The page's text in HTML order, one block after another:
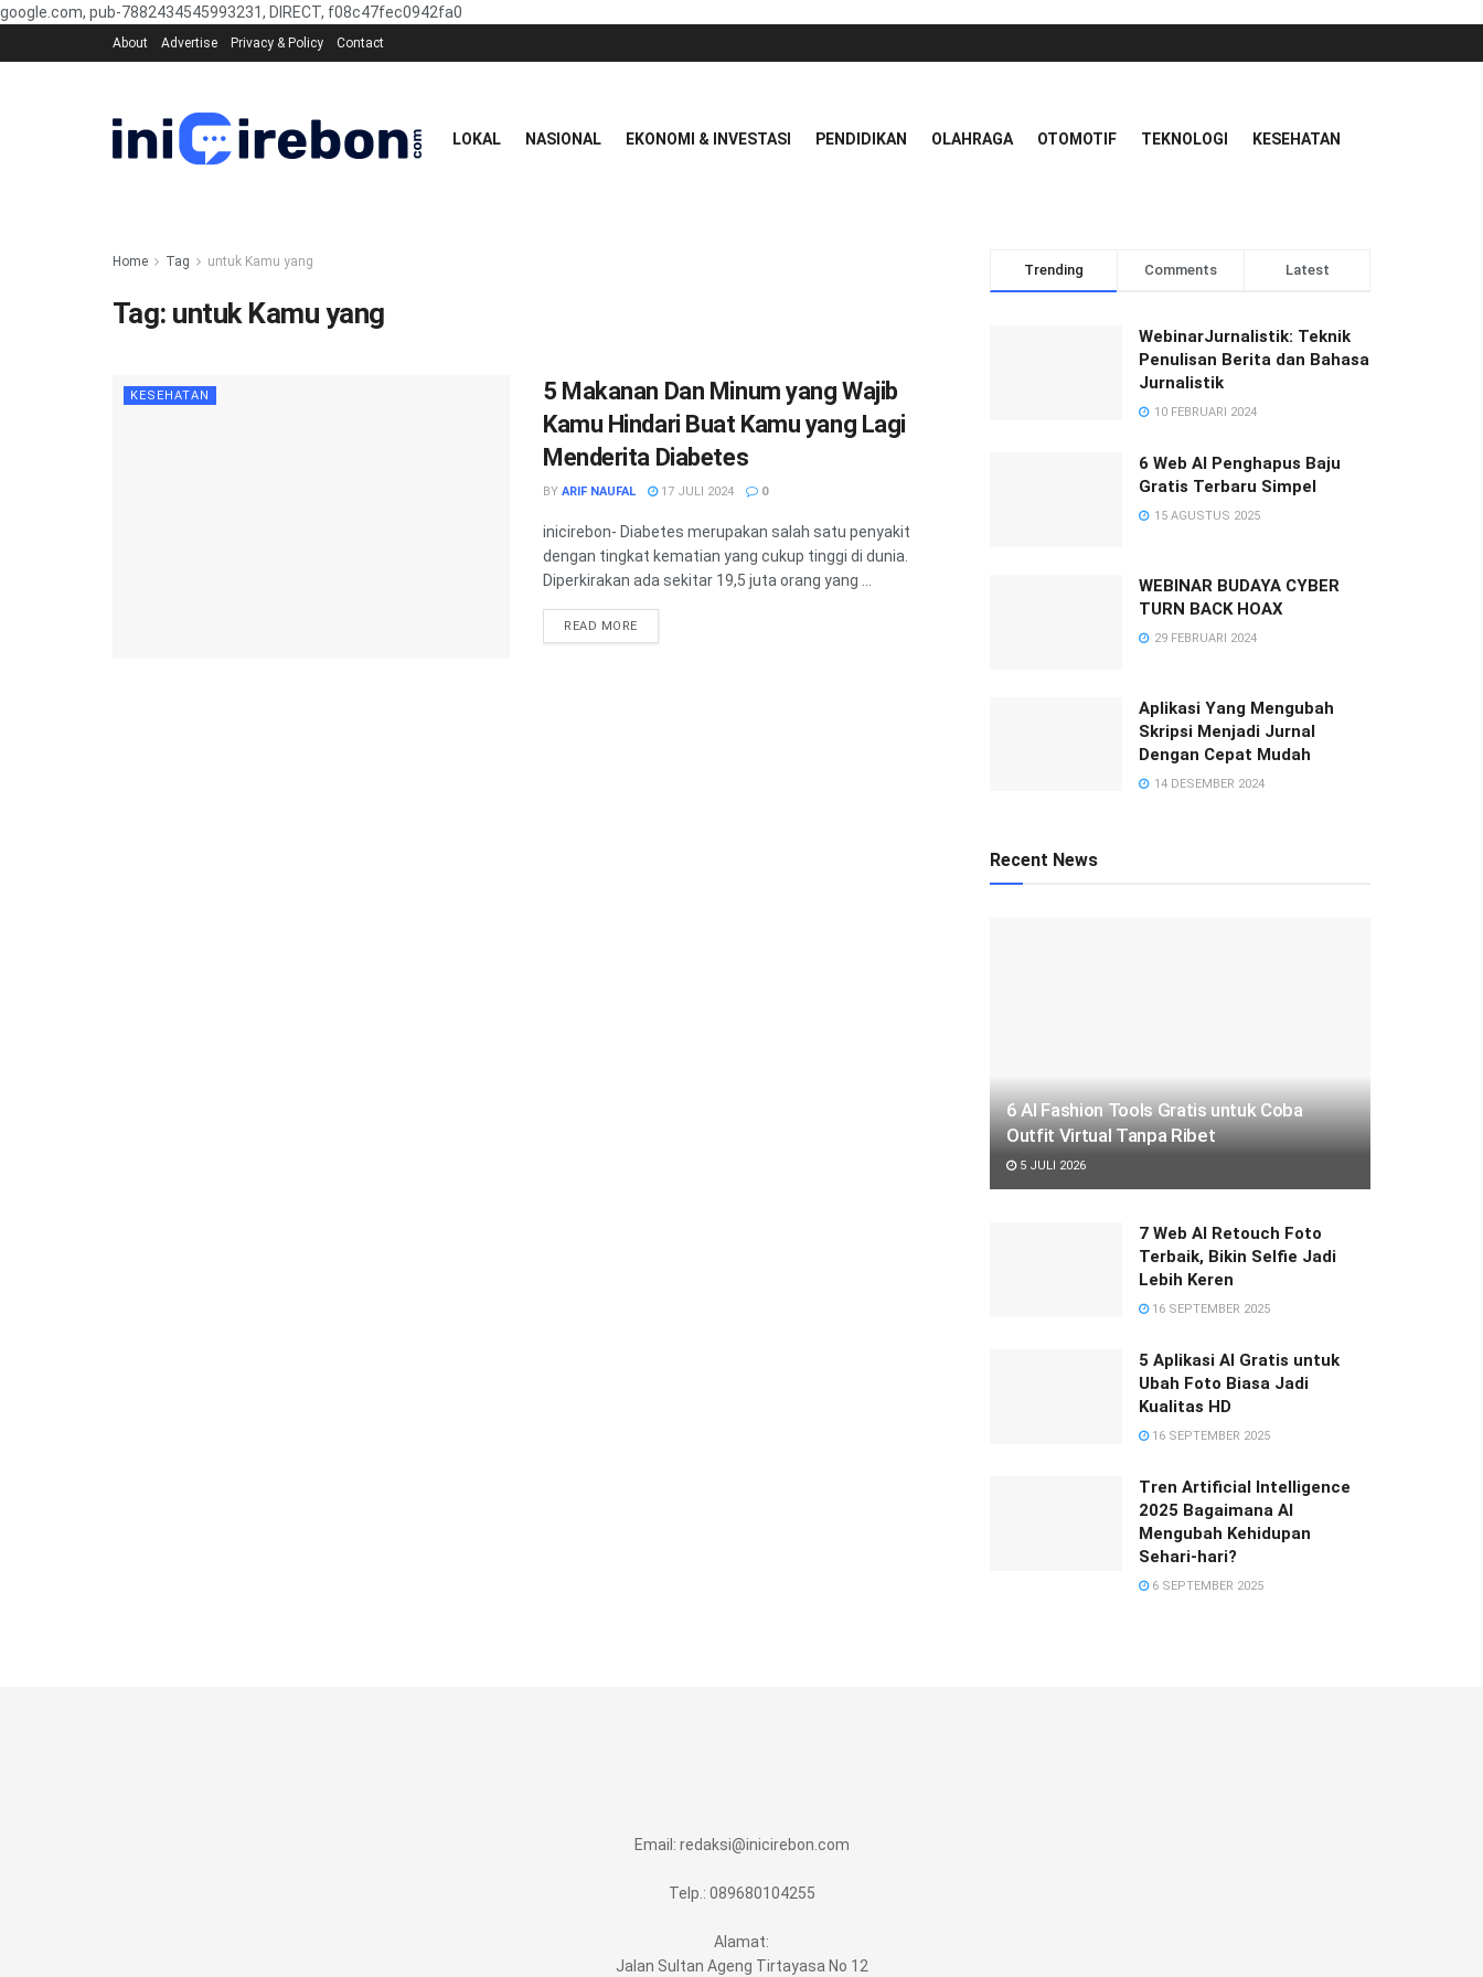
google.com, pub-7882434545993231, DIRECT, f08c47fec0942fa0
About Advertise Privacy & Policy Contact
LOKAL NASIONAL EKONOMI & INVESTASI PENDIDIKAN OLAHRAGA OTOMOTIF TEKNOLOGI KESEHATAN
Home Tag untuk Kamu yang
Tag: untuk Kamu yang
KESEHATAN
5 Makanan Dan Minum yang Wajib
Kamu Hindari Buat Kamu yang Lagi
Menderita Diabetes
BY ARIF NAUFAL 17 JULI 2024 0
inicirebon- Diabetes merupakan salah satu penyakit
dengan tingkat kematian yang cukup tinggi di dunia.
Diperkirakan ada sekitar 19,5 juta orang yang ...
READ MORE
Trending Comments Latest
WebinarJurnalistik: Teknik
Penulisan Berita dan Bahasa
Jurnalistik
10 FEBRUARI 2024
6 Web AI Penghapus Baju
Gratis Terbaru Simpel
15 AGUSTUS 2025
WEBINAR BUDAYA CYBER
TURN BACK HOAX
29 FEBRUARI 2024
Aplikasi Yang Mengubah
Skripsi Menjadi Jurnal
Dengan Cepat Mudah
14 DESEMBER 2024
Recent News
6 AI Fashion Tools Gratis untuk Coba
Outfit Virtual Tanpa Ribet
5 JULI 2026
7 Web AI Retouch Foto
Terbaik, Bikin Selfie Jadi
Lebih Keren
16 SEPTEMBER 2025
5 Aplikasi AI Gratis untuk
Ubah Foto Biasa Jadi
Kualitas HD
16 SEPTEMBER 2025
Tren Artificial Intelligence
2025 Bagaimana AI
Mengubah Kehidupan
Sehari-hari?
6 SEPTEMBER 2025
Email: redaksi@inicirebon.com
Telp.: 089680104255
Alamat:
Jalan Sultan Ageng Tirtayasa No 12